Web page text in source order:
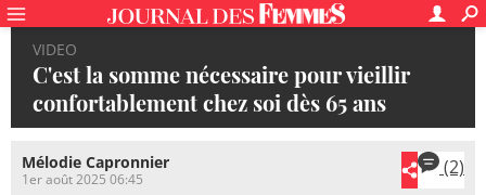
VIDEO
C'est la somme nécessaire pour vieillir
confortablement chez soi dès 65 ans
Mélodie Capronnier
1er août 2025 06:45
(2)